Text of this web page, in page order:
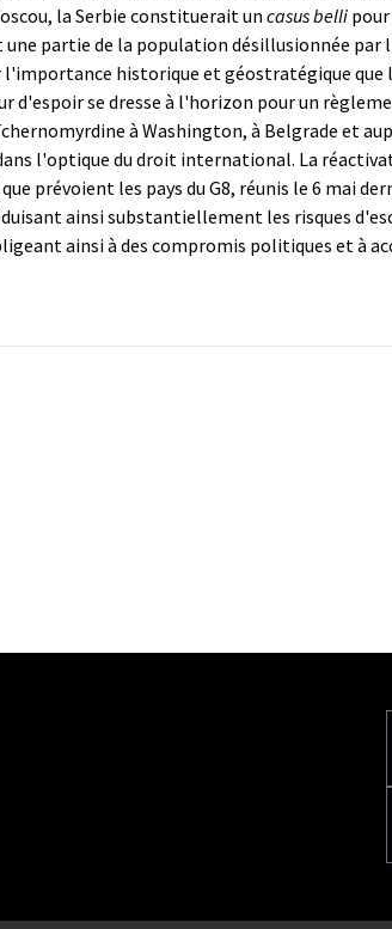
la Serbie constituerait un casus belli
partie de la population désillusionnée par
historique et géostratégique que
d'espoir se dresse à l'horizon pour un
à Washington, à Belgrade et
l'optique du droit international. La
prévoient les pays du G8, réunis le 6 mai
ainsi substantiellement les risques
ainsi à des compromis politiques et à